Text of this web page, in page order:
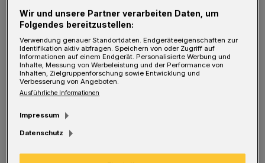
„Der von der alten NRW-Landesregierung in
2021 festgelegte Finanzierungsrahmen für die
vier Jahre angelegt. Und die Zuweisung der
Mittel, also der eigentliche
Durchführungszeitraum, beträgt immer nur
Wir und unsere Partner verarbeiten Daten, um
Folgendes bereitzustellen:
Verwendung genauer Standortdaten. Endgeräteeigenschaften zur
Identifikation aktiv abfragen. Speichern von oder Zugriff auf
Informationen auf einem Endgerät. Personalisierte Werbung und
Inhalte, Messung von Werbeleistung und der Performance von
Inhalten, Zielgruppenforschung sowie Entwicklung und
Verbesserung von Angeboten.
Ausführliche Informationen
Impressum
Datenschutz